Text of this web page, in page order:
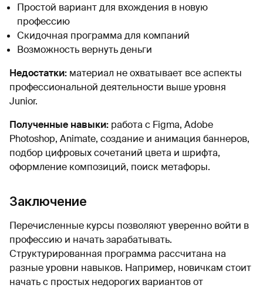
Простой вариант для вхождения в новую
профессию
Скидочная программа для компаний
Возможность вернуть деньги
Недостатки: материал не охватывает все аспекты
профессиональной деятельности выше уровня
Junior.
Полученные навыки: работа с Figma, Adobe
Photoshop, Animate, создание и анимация баннеров,
подбор цифровых сочетаний цвета и шрифта,
оформление композиций, поиск метафоры.
Заключение
Перечисленные курсы позволяют уверенно войти в
профессию и начать зарабатывать.
Структурированная программа рассчитана на
разные уровни навыков. Например, новичкам стоит
начать с простых недорогих вариантов от